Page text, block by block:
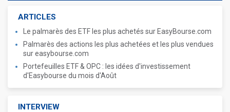
ARTICLES
Le palmarès des ETF les plus achetés sur EasyBourse.com
Palmarès des actions les plus achetées et les plus vendues
sur easybourse.com
Portefeuilles ETF & OPC : les idées d'investissement
d'Easybourse du mois d'Août
INTERVIEW